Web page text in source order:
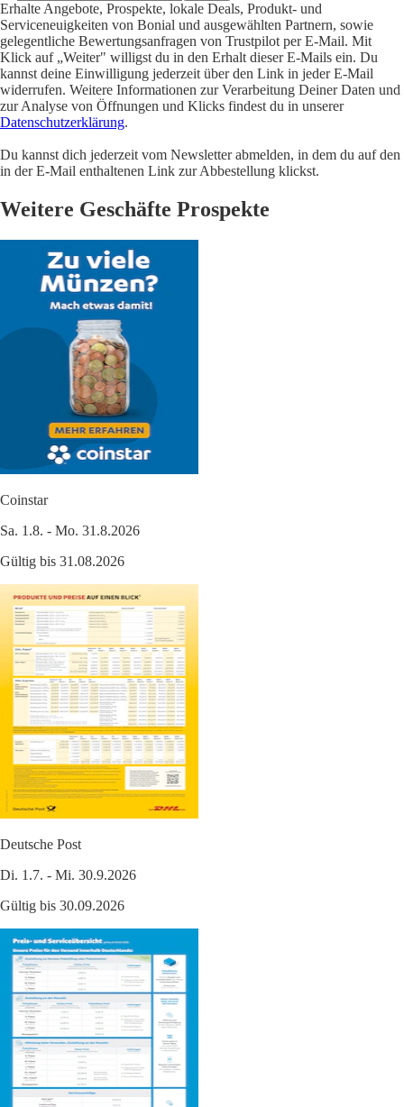
Erhalte Angebote, Prospekte, lokale Deals, Produkt- und
Serviceneuigkeiten von Bonial und ausgewählten Partnern, sowie
gelegentliche Bewertungsanfragen von Trustpilot per E-Mail. Mit
Klick auf „Weiter" willigst du in den Erhalt dieser E-Mails ein. Du
kannst deine Einwilligung jederzeit über den Link in jeder E-Mail
widerrufen. Weitere Informationen zur Verarbeitung Deiner Daten und
zur Analyse von Öffnungen und Klicks findest du in unserer
Datenschutzerklärung.
Du kannst dich jederzeit vom Newsletter abmelden, in dem du auf den
in der E-Mail enthaltenen Link zur Abbestellung klickst.
Weitere Geschäfte Prospekte
Coinstar
Sa. 1.8. - Mo. 31.8.2026
Gültig bis 31.08.2026
Deutsche Post
Di. 1.7. - Mi. 30.9.2026
Gültig bis 30.09.2026